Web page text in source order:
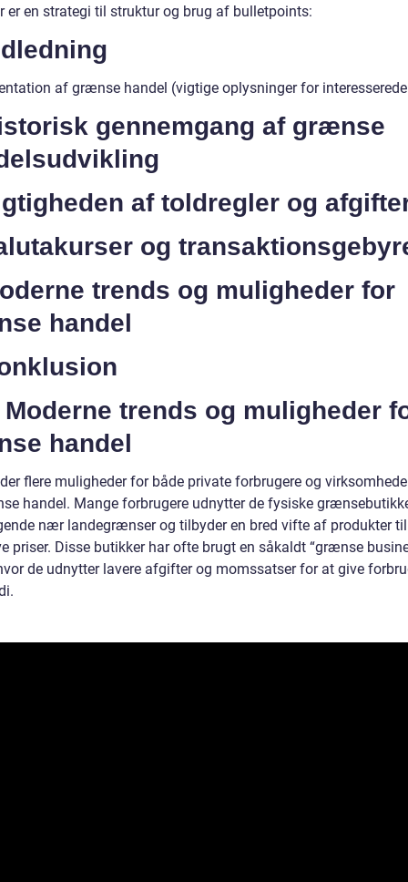
er en strategi til struktur og brug af bulletpoints:
af grænse handel (vigtige oplysninger for
gennemgang af grænse
af toldregler og
og
trends og muligheder for
handel
Moderne trends og muligheder
handel
flere muligheder for både private forbrugere og
handel. Mange forbrugere udnytter de fysiske
nær landegrænser og tilbyder en bred vifte af produkter til
priser. Disse butikker har ofte brugt en såkaldt “grænse
de udnytter lavere afgifter og momssatser for at give